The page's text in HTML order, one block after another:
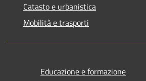
Catasto e urbanistica
Mobilità e trasporti
Educazione e formazione